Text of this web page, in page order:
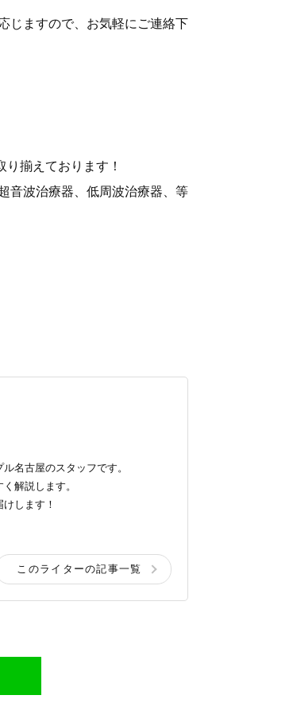
じますので、お気軽にご連絡下
揃えております！
音波治療器、低周波治療器、等
名古屋のスタッフです。
解説します。
します！
このライターの記事一覧